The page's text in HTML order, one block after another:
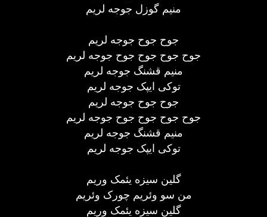
منیم گوزل جوجه لریم
جوح جوح جوجه لریم
جوح جوح جوح جوح جوجه لریم
منیم قشنگ جوجه لریم
توکی ایپک جوجه لریم
جوح جوح جوجه لریم
جوح جوح جوح جوح جوجه لریم
منیم قشنگ جوجه لریم
توکی ایپک جوجه لریم
گلین سیزه یئمک وریم
من سو وئریم چورک وئریم
گلین سیزه یئمک وریم